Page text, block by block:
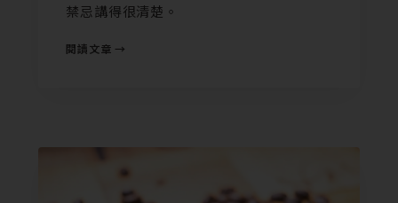
禁忌講得很清楚。
閱讀文章 →